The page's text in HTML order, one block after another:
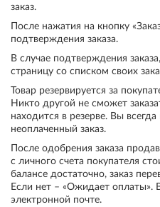
заказ.
После нажатия на кнопку
подтверждения заказа.
В случае подтверждения
страницу со списком своих
Товар резервируется за
Никто другой не сможет
находится в резерве. Вы
неоплаченный заказ.
После одобрения заказа
с личного счета покупателя
балансе достаточно, заказ
Если нет – «Ожидает оплаты».
электронной почте.